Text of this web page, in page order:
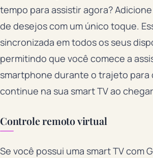
tempo para assistir agora?
de desejos com um único toque.
sincronizada em todos os seus
permitindo que você comece a
smartphone durante o trajeto para
continue na sua smart TV ao
Controle remoto virtual
Se você possui uma smart TV com